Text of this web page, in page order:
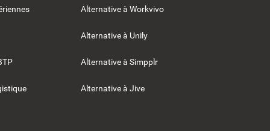
Alternative à Workvivo
Alternative à Unily
Alternative à Simpplr
Alternative à Jive